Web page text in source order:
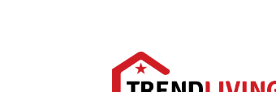
Trendliving.pl